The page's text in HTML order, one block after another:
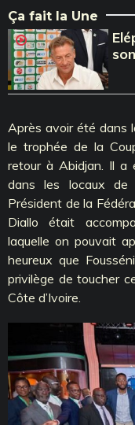
Ça fait la Une
Après avoir été dans
le trophée de la
retour à Abidjan. Il
dans les locaux de
Président de la
Diallo était
laquelle on pouvait
heureux que
privilège de toucher
Côte d’Ivoire.